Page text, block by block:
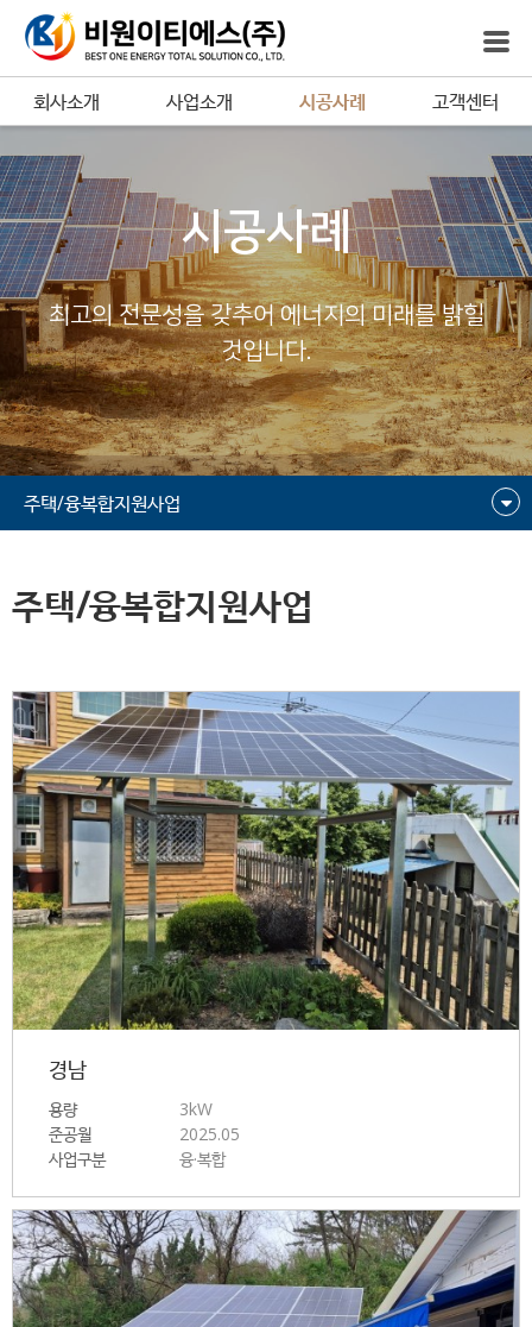
회사소개 사업소개 시공사례 고객센터
시공사례
최고의 전문성을 갖추어 에너지의 미래를 밝힐
것입니다.
주택/융복합지원사업
주택/융복합지원사업
경남
용량
3kW
준공월
2025.05
사업구분
융·복합